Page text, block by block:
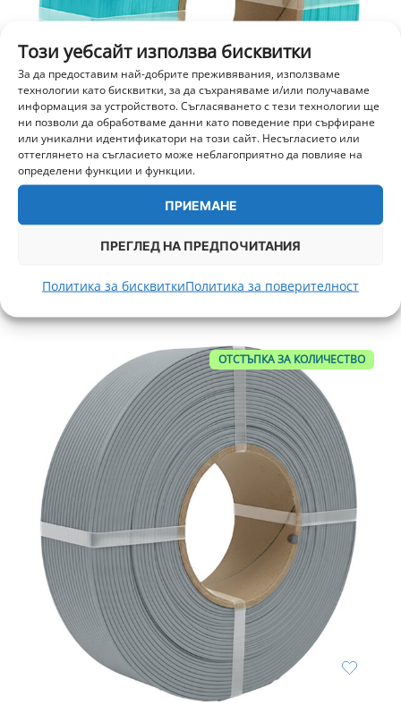
Този уебсайт използва бисквитки
За да предоставим най-добрите преживявания, използваме
технологии като бисквитки, за да съхраняваме и/или получаваме
информация за устройството. Съгласяването с тези технологии ще
ни позволи да обработваме данни като поведение при сърфиране
или уникални идентификатори на този сайт. Несъгласието или
оттеглянето на съгласието може неблагоприятно да повлияе на
определени функции и функции.
ПРИЕМАНЕ
ПРЕГЛЕД НА ПРЕДПОЧИТАНИЯ
Политика за бисквиткиПолитика за поверителност
Panchroma PLA Refill Тюркоаз 1000g Polymaker
/ 35,19 лв.
ДОБАВИ В КОЛИЧКА
ОТСТЪПКА ЗА КОЛИЧЕСТВО